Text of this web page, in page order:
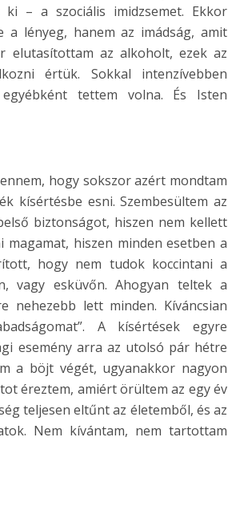
– a szociális imidzsemet. Ekkor
lényeg, hanem az imádság, amit
elutasítottam az alkoholt, ezek az
értük. Sokkal intenzívebben
tettem volna. És Isten
hogy sokszor azért mondtam
kísértésbe esni. Szembesültem az
biztonságot, hiszen nem kellett
hiszen minden esetben a
hogy nem tudok koccintani a
vagy esküvőn. Ahogyan teltek a
nehezebb lett minden. Kíváncsian
A kísértések egyre
esemény arra az utolsó pár hétre
a böjt végét, ugyanakkor nagyon
éreztem, amiért örültem az egy év
teljesen eltűnt az életemből, és az
Nem kívántam, nem tartottam